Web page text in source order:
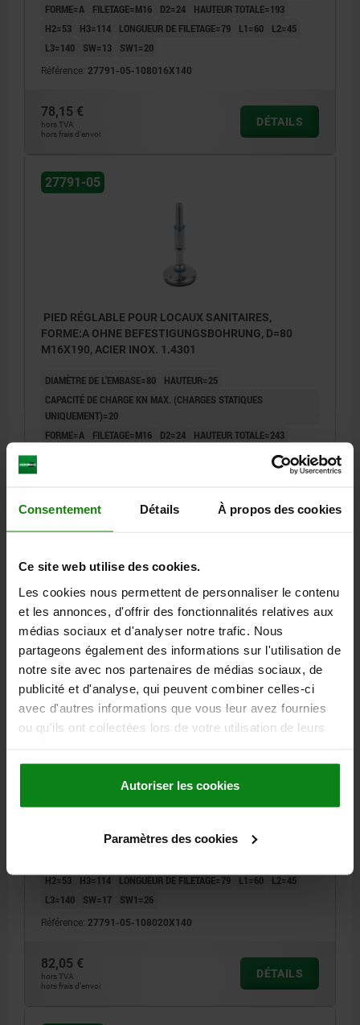
Consentement Détails À propos des cookies
Ce site web utilise des cookies.
Les cookies nous permettent de personnaliser le contenu
et les annonces, d'offrir des fonctionnalités relatives aux
médias sociaux et d'analyser notre trafic. Nous
partageons également des informations sur l'utilisation de
notre site avec nos partenaires de médias sociaux, de
publicité et d'analyse, qui peuvent combiner celles-ci
avec d'autres informations que vous leur avez fournies
ou qu'ils ont collectées lors de votre utilisation de leurs
Autoriser les cookies
Paramètres des cookies
FORME=A
FILETAGE=M16 D2=24
HAUTEUR TOTALE=193
H2=53
H3=114 LONGUEUR DE FILETAGE=79 L1=60
L2=45
L3=140
SW=13 SW1=20
Référence: 27791-05-108016X140
78,15 €
hors TVA
hors frais d’envoi
DÉTAILS
27791-05
PIED RÉGLABLE POUR LOCAUX SANITAIRES,
FORME:A OHNE BEFESTIGUNGSBOHRUNG, D=80
M16X190, ACIER INOX. 1.4301
DIAMÈTRE DE L'EMBASE=80
HAUTEUR=25
CAPACITÉ DE CHARGE KN MAX. (CHARGES STATIQUES
UNIQUEMENT)=20
FORME=A
FILETAGE=M16 D2=24
HAUTEUR TOTALE=243
L2=70
93,82 €
27791-05
DIAMÈTRE DE L'EMBASE=80 HAUTEUR=25
UNIQUEMENT)=20
H2=53 H3=114 LONGUEUR DE FILETAGE=79 L1=60 L2=45
L3=140
SW=17 SW1=26
Référence: 27791-05-108020X140
82,05 €
hors TVA
hors frais d’envoi
DÉTAILS